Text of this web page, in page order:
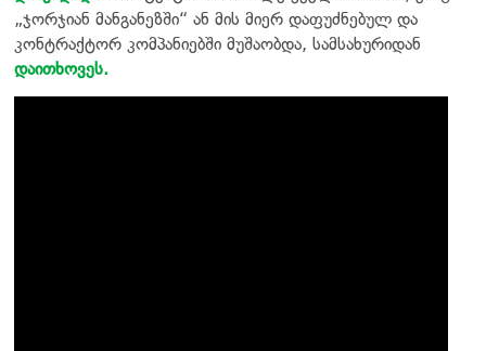
„ჯორჯიან მანგანეზში“ ან მის მიერ დაფუძნებულ და
კონტრაქტორ კომპანიებში მუშაობდა, სამსახურიდან
დაითხოვეს.